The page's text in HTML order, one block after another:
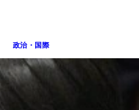
政治・国際